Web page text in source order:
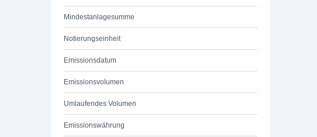
Mindestanlagesumme
Notierungseinheit
Emissionsdatum
Emissionsvolumen
Umlaufendes Volumen
Emissionswährung